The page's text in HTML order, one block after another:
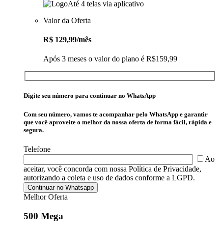
Até 4 telas via aplicativo
Valor da Oferta
R$ 129,99/mês
Após 3 meses o valor do plano é R$159,99
Digite seu número para continuar no WhatsApp
Com seu número, vamos te acompanhar pelo WhatsApp e garantir
que você aproveite o melhor da nossa oferta de forma fácil, rápida e
segura.
Telefone
Ao
aceitar, você concorda com nossa Política de Privacidade,
autorizando a coleta e uso de dados conforme a LGPD.
Melhor Oferta
500 Mega